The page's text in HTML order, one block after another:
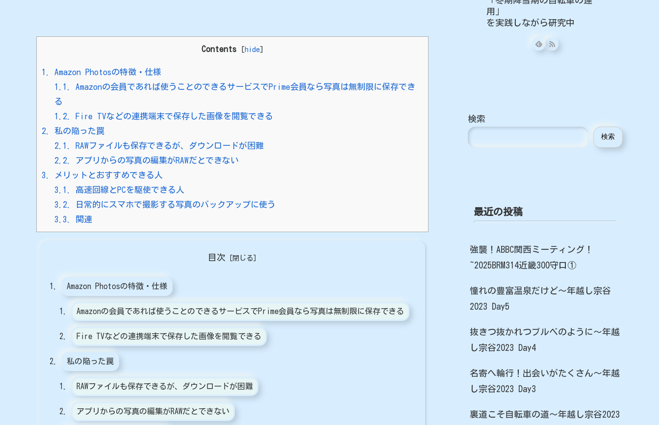
Contents [hide]
1.
Amazon Photosの特徴・仕様
1.1.
Amazonの会員であれば使うことのできるサービスでPrime会員なら写真は無制限に保存でき
る
1.2.
Fire TVなどの連携端末で保存した画像を閲覧できる
2.
私の陥った罠
2.1.
RAWファイルも保存できるが、ダウンロードが困難
2.2.
アプリからの写真の編集がRAWだとできない
3.
メリットとおすすめできる人
3.1.
高速回線とPCを駆使できる人
3.2.
日常的にスマホで撮影する写真のバックアップに使う
3.3.
関連
目次
Amazon Photosの特徴・仕様
Amazonの会員であれば使うことのできるサービスでPrime会員なら写真は無制限に保存できる
Fire TVなどの連携端末で保存した画像を閲覧できる
私の陥った罠
RAWファイルも保存できるが、ダウンロードが困難
アプリからの写真の編集がRAWだとできない
用」
を実践しながら研究中
検索
検索
最近の投稿
強襲！ABBC関西ミーティング！
~2025BRM314近畿300守口①
憧れの豊富温泉だけど〜年越し宗谷
2023 Day5
抜きつ抜かれつブルベのように〜年越
し宗谷2023 Day4
名寄へ輪行！出会いがたくさん〜年越
し宗谷2023 Day3
裏道こそ自転車の道～年越し宗谷2023